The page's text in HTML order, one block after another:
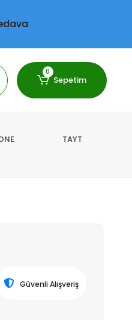
0
Sepetim
TAYT
Güvenli Alışveriş